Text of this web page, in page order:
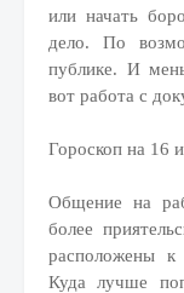
или начать
дело. По
публике. И
вот работа с
Гороскоп на 16
Общение на
более
расположены к
Куда лучше